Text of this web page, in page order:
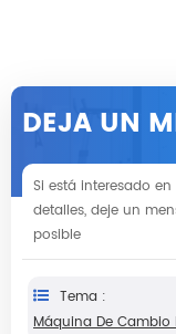
DEJA UN
Si está interesado
detalles, deje un
posible
Tema :
Máquina De Cambio